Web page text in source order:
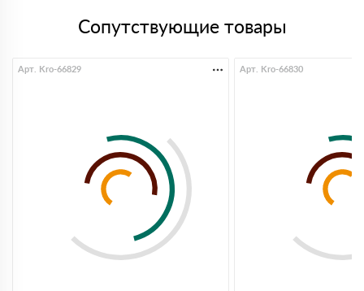
Сопутствующие товары
Арт. Kro-66829 Арт. Kro-66830